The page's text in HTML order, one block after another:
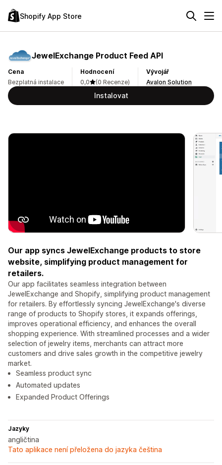
Shopify App Store
JewelExchange Product Feed API
Cena
Bezplatná instalace
Hodnocení
0,0
(0 Recenze)
Vývojář
Avalon Solution
Instalovat
Our app syncs JewelExchange products to store
website, simplifying product management for
retailers.
Our app facilitates seamless integration between
JewelExchange and Shopify, simplifying product management
for retailers. By effortlessly syncing JewelExchange's diverse
range of products to Shopify stores, it expands offerings,
improves operational efficiency, and enhances the overall
shopping experience. With streamlined processes and a wider
selection of jewelry items, merchants can attract more
customers and drive sales growth in the competitive jewelry
market.
Seamless product sync
Automated updates
Expanded Product Offerings
Jazyky
angličtina
Tato aplikace není přeložena do jazyka čeština